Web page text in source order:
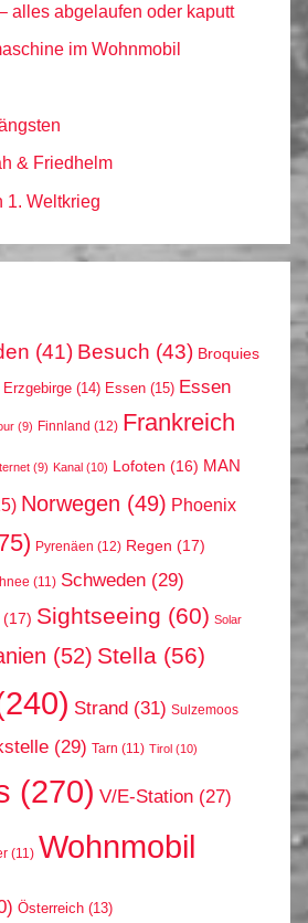
alles abgelaufen oder kaputt
im Wohnmobil
& Friedhelm
1. Weltkrieg
(41) Besuch (43) Broquies
Erzgebirge (14) Essen (15) Essen
(9) Finnland (12) Frankreich
(9) Kanal (10) Lofoten (16) MAN
Norwegen (49) Phoenix
Pyrenäen (12) Regen (17)
(11) Schweden (29)
(17) Sightseeing (60) Solar
(52) Stella (56)
Strand (31) Sulzemoos
(29) Tarn (11) Tirol (10)
(270) V/E-Station (27)
(11) Wohnmobil
Österreich (13)